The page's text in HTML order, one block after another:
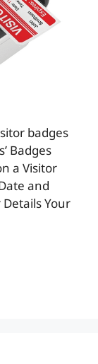
badges
Badges
a Visitor
and
Your